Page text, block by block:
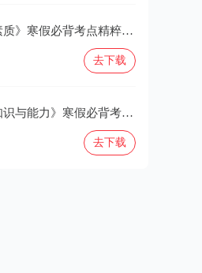
中学《综合素质》寒假必背考点精粹-2.pdf
去下载
中学《教育知识与能力》寒假必背考点精粹-2.pdf
去下载